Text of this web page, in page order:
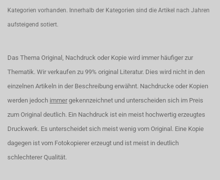
Kategorien vorhanden. Innerhalb der Kategorien sind die Artikel nach Jahren
aufsteigend sotiert.
Das Thema Original, Nachdruck oder Kopie wird immer häufiger zur
Thematik. Wir verkaufen zu 99% original Literatur. Dies wird nicht in den
einzelnen Artikeln in der Beschreibung erwähnt. Nachdrucke oder Kopien
werden jedoch immer gekennzeichnet und unterscheiden sich im Preis
zum Original deutlich. Ein Nachdruck ist ein meist hochwertig erzeugtes
Druckwerk. Es unterscheidet sich meist wenig vom Original. Eine Kopie
dagegen ist vom Fotokopierer erzeugt und ist meist in deutlich
schlechterer Qualität.